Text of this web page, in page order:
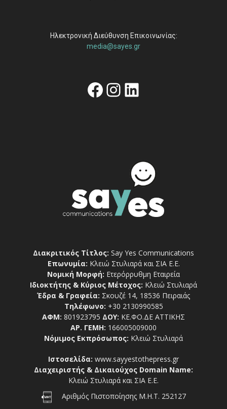
Ηλεκτρονική Διεύθυνση Επικοινωνίας:
media@sayes.gr
Facebook
Instagram
Linkedin
Διακριτικός Τίτλος: Say Yes Communications
Επωνυμία: Κλειώ Στυλιαρά και ΣΙΑ Ε.Ε.
Νομική Μορφή: Ετερόρρυθμη Εταιρεία
Ιδιοκτήτης & Κύριος Μέτοχος: Κλειώ Στυλιαρά
Έδρα & Γραφεία: Σκουζέ 14, 18536 Πειραιάς
Τηλέφωνο: +30 2130990585
ΑΦΜ: 801923795 ΔΟΥ: ΚΕ.ΦΟ.ΔΕ ΑΤΤΙΚΗΣ
ΑΡ. ΓΕΜΗ: 166005009000
Νόμιμος Εκπρόσωπος: Κλειώ Στυλιαρά
Ιστοσελίδα: www.sayyestothepress.gr
Διαχειριστής & Δικαιούχος Domain Name:
Κλειώ Στυλιαρά και ΣΙΑ Ε.Ε.
Αριθμός Πιστοποίησης Μ.Η.Τ. 252127